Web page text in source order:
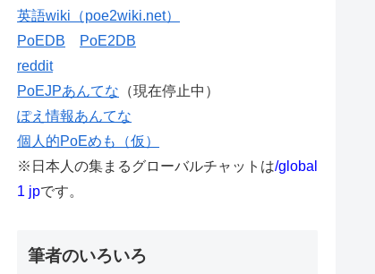
英語wiki（poe2wiki.net）
PoEDB
PoE2DB
reddit
PoEJPあんてな （現在停止中）
ぽえ情報あんてな
個人的PoEめも（仮）
※日本人の集まるグローバルチャットは/global
1 jpです。
筆者のいろいろ